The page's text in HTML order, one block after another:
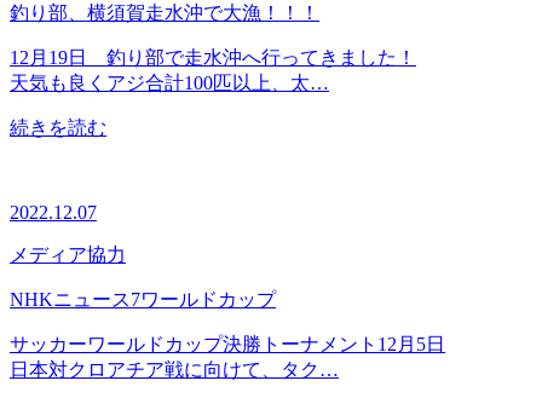
釣り部、横須賀走水沖で大漁！！！
12月19日 釣り部で走水沖へ行ってきました！
天気も良くアジ合計100匹以上、太…
続きを読む
2022.12.07
メディア協力
NHKニュース7ワールドカップ
サッカーワールドカップ決勝トーナメント12月5日
日本対クロアチア戦に向けて、タク…